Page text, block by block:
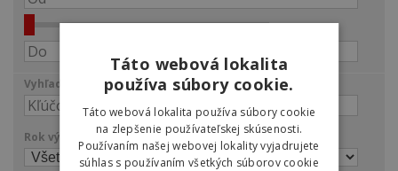
Vyhľadávanie:
Rok výroby
Táto webová lokalita
používa súbory cookie.
Táto webová lokalita používa súbory cookie
na zlepšenie používateľskej skúsenosti.
Používaním našej webovej lokality vyjadrujete
súhlas s používaním všetkých súborov cookie